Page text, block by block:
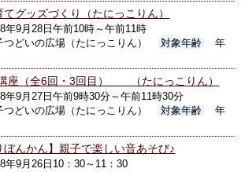
てグッズづくり（たにっこりん）
年9月28日午前10時～午前11時
つどいの広場（たにっこりん） 対象年齢
年
座（全6回・3回目） （たにっこりん）
年9月27日午前9時30分～午前11時30分
つどいの広場（たにっこりん） 対象年齢
年
ぼんかん】親子で楽しい音あそび♪
年9月26日10：30～11：30